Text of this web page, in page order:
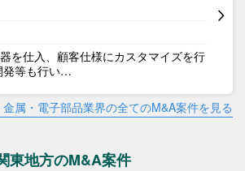
を仕入、顧客仕様にカスタマイズを行
発等も行い…
属・電子部品業界の全てのM&A案件を見る
東地方のM&A案件